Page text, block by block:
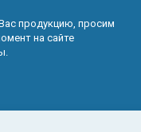
продукцию, просим
на сайте